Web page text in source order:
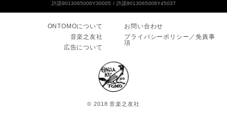
許諾9013065006Y30005
許諾9013065008Y45037
ONTOMOについて
音楽之友社
広告について
お問い合わせ
プライバシーポリシー／免責事
項
© 2018 音楽之友社